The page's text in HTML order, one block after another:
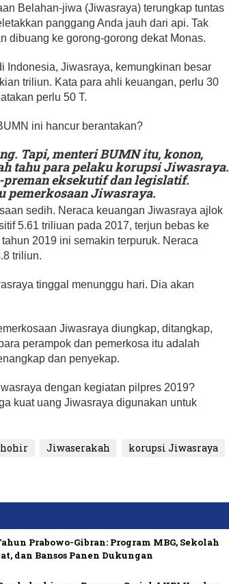
Belahan-jiwa (Jiwasraya) terungkap tuntas
panggang Anda jauh dari api. Tak
dibuang ke gorong-gorong dekat Monas.
Indonesia, Jiwasraya, kemungkinan besar
triliun. Kata para ahli keuangan, perlu 30
perlu 50 T.
ini hancur berantakan?
Tapi, menteri BUMN itu, konon,
tahu para pelaku korupsi Jiwasraya.
preman eksekutif dan legislatif.
pemerkosaan Jiwasraya.
sedih. Neraca keuangan Jiwasraya ajlok
5.61 triliuan pada 2017, terjun bebas ke
2019 ini semakin terpuruk. Neraca
triliun.
tinggal menunggu hari. Dia akan
Jiwasraya diungkap, ditangkap,
perampok dan pemerkosa itu adalah
dan penyekap.
dengan kegiatan pilpres 2019?
kuat uang Jiwasraya digunakan untuk
Jiwaserakah
korupsi Jiwasraya
Prabowo-Gibran: Program MBG, Sekolah
dan Bansos Panen Dukungan